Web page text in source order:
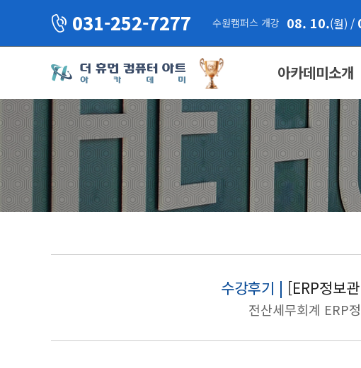
031-252-7277 수원캠퍼스 개강 08. 10.(월) /
아카데미소개
수강후기 | [ERP정보
전산세무회계 ERP